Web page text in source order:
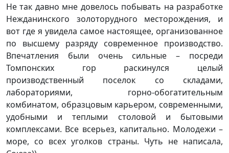
Не так давно мне довелось побывать на разработке
Нежданинского золоторудного месторождения, и
вот где я увидела самое настоящее, организованное
по высшему разряду современное производство.
Впечатления были очень сильные – посреди
Томпонских гор раскинулся целый
производственный поселок со складами,
лабораториями, горно-обогатительным
комбинатом, образцовым карьером, современными,
удобными и теплыми столовой и бытовыми
комплексами. Все всерьез, капитально. Молодежи –
море, со всех уголков страны. Чуть не написала,